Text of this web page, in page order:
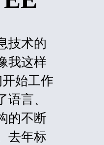
技术的
我这样
始工作
语言、
的不断
去年标